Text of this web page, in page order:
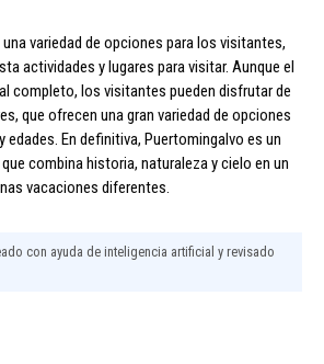
variedad de opciones para los visitantes,
actividades y lugares para visitar. Aunque el
completo, los visitantes pueden disfrutar de
que ofrecen una gran variedad de opciones
En definitiva, Puertomingalvo es un
combina historia, naturaleza y cielo en un
vacaciones diferentes.
con ayuda de inteligencia artificial y revisado